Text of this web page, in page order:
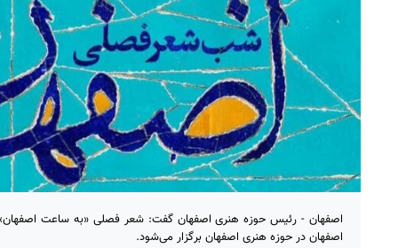
اصفهان - رئیس حوزه هنری اصفهان گفت: شعر فصلی «به ساعت
اصفهان در حوزه هنری اصفهان برگزار می‌شود.